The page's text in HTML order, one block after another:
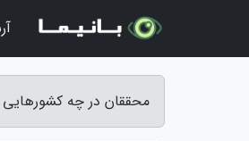
محققان در چه کشورهایی